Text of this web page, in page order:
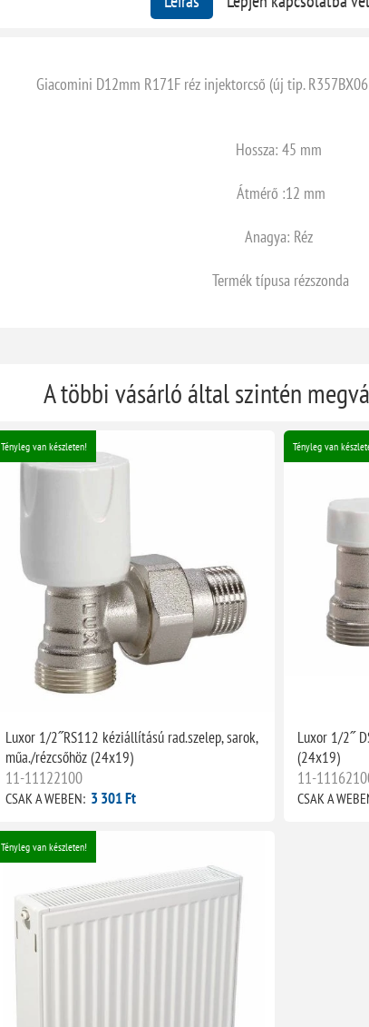
Giacomini D12mm R171F réz injektorcső (új tip.
Hossza: 45 mm
Átmérő :12 mm
Anagya: Réz
Termék típusa rézszonda
A többi vásárló által szintén
Tényleg van készleten!
Luxor 1/2˝RS112 kéziállítású rad.szelep, sarok,
műa./rézcsőhöz (24x19)
11-11122100
CSAK A WEBEN: 3 301 Ft
Tényleg van
Luxor 1/2˝
(24x19)
11-
CSAK A
Tényleg van készleten!